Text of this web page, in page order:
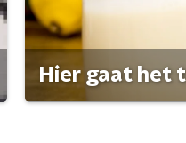
Hier gaat het